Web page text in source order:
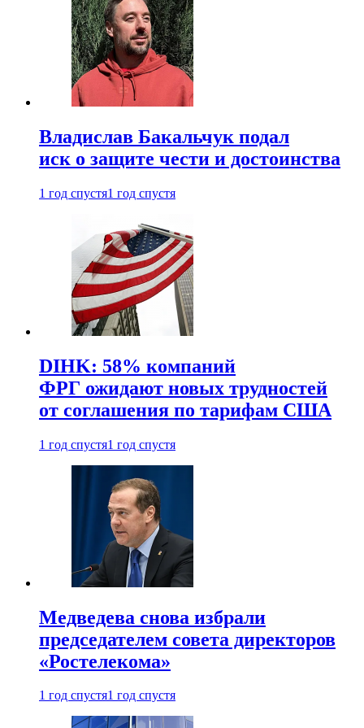
Владислав Бакальчук подал
иск о защите чести и достоинства
1 год спустя1 год спустя
DIHK: 58% компаний
ФРГ ожидают новых трудностей
от соглашения по тарифам США
1 год спустя1 год спустя
Медведева снова избрали
председателем совета директоров
«Ростелекома»
1 год спустя1 год спустя